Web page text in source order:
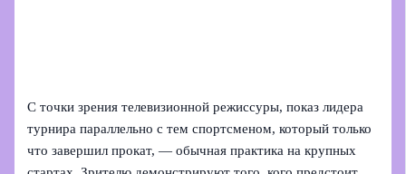
С точки зрения телевизионной режиссуры, показ лидера
турнира параллельно с тем спортсменом, который только
что завершил прокат, — обычная практика на крупных